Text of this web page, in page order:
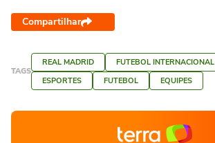
Compartilhar
TAGS
REAL MADRID FUTEBOL INTERNACIONAL
ESPORTES
FUTEBOL EQUIPES